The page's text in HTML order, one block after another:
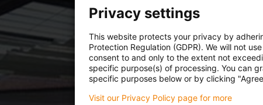
Privacy settings
This website protects your privacy by
Protection Regulation (GDPR). We will not
consent to and only to the extent not
specific purpose(s) of processing. You can
specific purposes below or by clicking
Visit our Privacy Policy page for more